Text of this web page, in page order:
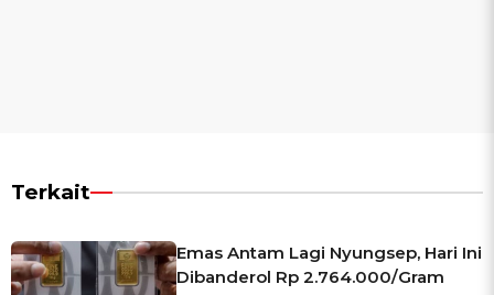
Terkait
Emas Antam Lagi Nyungsep, Hari Ini
Dibanderol Rp 2.764.000/Gram